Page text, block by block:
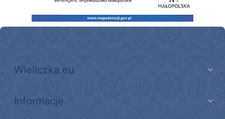
Wieliczka.eu
Informacje